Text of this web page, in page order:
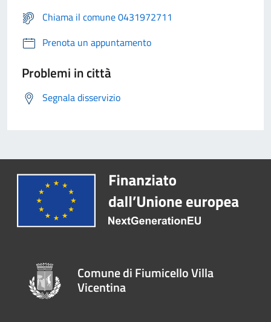
Chiama il comune 0431972711
Prenota un appuntamento
Problemi in città
Segnala disservizio
Comune di Fiumicello Villa
Vicentina